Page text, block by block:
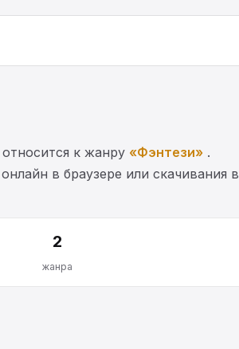
к жанру «Фэнтези» .
в браузере или скачивания в
2
жанра